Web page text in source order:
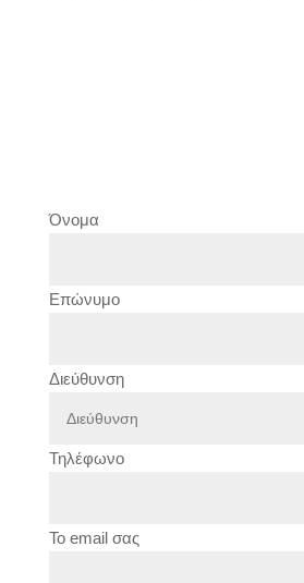
Όνομα
Επώνυμο
Διεύθυνση
Τηλέφωνο
Το email σας